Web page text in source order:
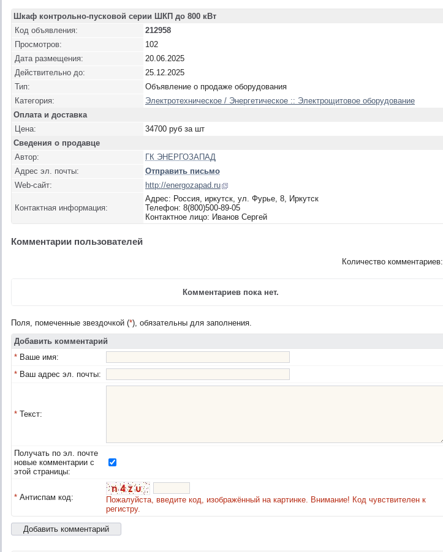
Шкаф контрольно-пусковой серии ШКП до 800 кВт
Код объявления:
212958
Просмотров:
102
Дата размещения:
20.06.2025
Действительно до:
25.12.2025
Тип:
Объявление о продаже оборудования
Категория:
Электротехническое / Энергетическое :: Электрощитовое оборудование
Оплата и доставка
Цена:
34700 руб за шт
Сведения о продавце
Автор:
ГК ЭНЕРГОЗАПАД
Адрес эл. почты:
Отправить письмо
Web-сайт:
http://energozapad.ru
Контактная информация:
Адрес: Россия, иркутск, ул. Фурье, 8, Иркутск
Телефон: 8(800)500-89-05
Контактное лицо: Иванов Сергей
Комментарии пользователей
Количество комментариев:
Комментариев пока нет.
Поля, помеченные звездочкой (*), обязательны для заполнения.
Добавить комментарий
* Ваше имя:
* Ваш адрес эл. почты:
* Текст:
Получать по эл. почте
новые комментарии с
этой страницы:
* Антиспам код:
Пожалуйста, введите код, изображённый на картинке. Внимание! Код чувствителен к
регистру.